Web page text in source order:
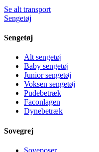
Se alt transport
Sengetøj
Sengetøj
Alt sengetøj
Baby sengetøj
Junior sengetøj
Voksen sengetøj
Pudebetræk
Faconlagen
Dynebetræk
Sovegrej
Soveposer